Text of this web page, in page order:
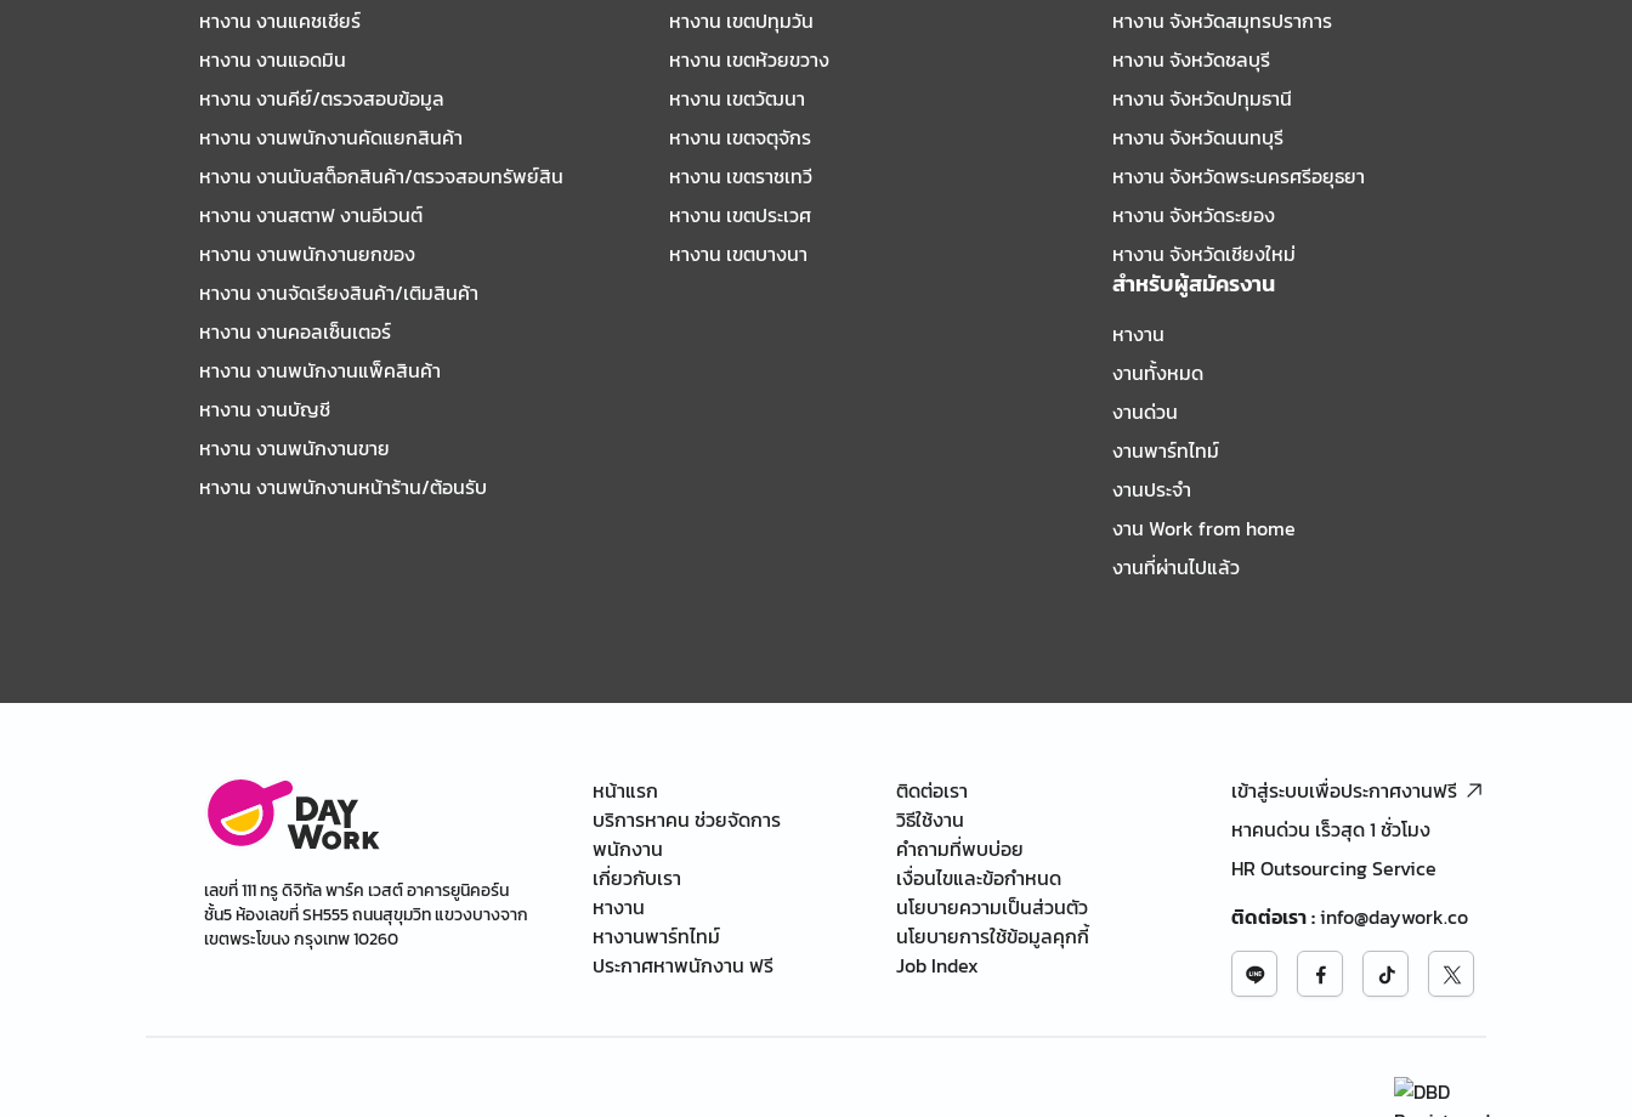
หางาน งานแคชเชียร์
หางาน งานแอดมิน
หางาน งานคีย์/ตรวจสอบข้อมูล
หางาน งานพนักงานคัดแยกสินค้า
หางาน งานนับสต็อกสินค้า/ตรวจสอบทรัพย์สิน
หางาน งานสตาฟ งานอีเวนต์
หางาน งานพนักงานยกของ
หางาน งานจัดเรียงสินค้า/เติมสินค้า
หางาน งานคอลเซ็นเตอร์
หางาน งานพนักงานแพ็คสินค้า
หางาน งานบัญชี
หางาน งานพนักงานขาย
หางาน งานพนักงานหน้าร้าน/ต้อนรับ
หางาน เขตปทุมวัน
หางาน เขตห้วยขวาง
หางาน เขตวัฒนา
หางาน เขตจตุจักร
หางาน เขตราชเทวี
หางาน เขตประเวศ
หางาน เขตบางนา
หางาน จังหวัดสมุทรปราการ
หางาน จังหวัดชลบุรี
หางาน จังหวัดปทุมธานี
หางาน จังหวัดนนทบุรี
หางาน จังหวัดพระนครศรีอยุธยา
หางาน จังหวัดระยอง
หางาน จังหวัดเชียงใหม่
สำหรับผู้สมัครงาน
หางาน
งานทั้งหมด
งานด่วน
งานพาร์ทไทม์
งานประจำ
งาน Work from home
งานที่ผ่านไปแล้ว
เลขที่ 111 ทรู ดิจิทัล พาร์ค เวสต์ อาคารยูนิคอร์น
ชั้น5 ห้องเลขที่ SH555 ถนนสุขุมวิท แขวงบางจาก
เขตพระโขนง กรุงเทพ 10260
หน้าแรก
บริการหาคน ช่วยจัดการ
พนักงาน
เกี่ยวกับเรา
หางาน
หางานพาร์ทไทม์
ประกาศหาพนักงาน ฟรี
ติดต่อเรา
วิธีใช้งาน
คำถามที่พบบ่อย
เงื่อนไขและข้อกำหนด
นโยบายความเป็นส่วนตัว
นโยบายการใช้ข้อมูลคุกกี้
Job Index
เข้าสู่ระบบเพื่อประกาศงานฟรี
หาคนด่วน เร็วสุด 1 ชั่วโมง
HR Outsourcing Service
ติดต่อเรา:info@daywork.co